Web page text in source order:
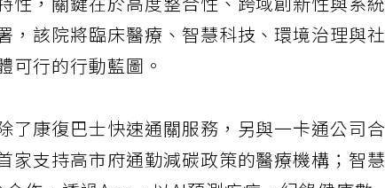
性，關鍵在於高度整合性、跨域創新性與系統
，該院將臨床醫療、智慧科技、環境治理與社
可行的行動藍圖。
了康復巴士快速通關服務，另與一卡通公司合
家支持高市府通勤減碳政策的醫療機構；智慧